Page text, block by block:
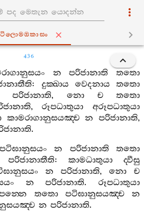
436
න පරිජානාති
තතො
: දුක‍්ඛාය වෙදනාය
තතො
පරිජානාති, නො ච
තතො
,රූපධාතුයා
අරූපධාතුයා
කාමරාගානුසයඤ‍්ච න පරිජානාති,
.
පටිඝානුසයං න පරිජානාති
තතො
පරිජානාතීති: කාමධාතුයා
ද‍්වීසු
න පරිජානාති, නො
ච
න පරිජානාති. රූපධාතුයා
තතො පටිඝානුසයඤ‍්ච
න
න පරිජානාති.